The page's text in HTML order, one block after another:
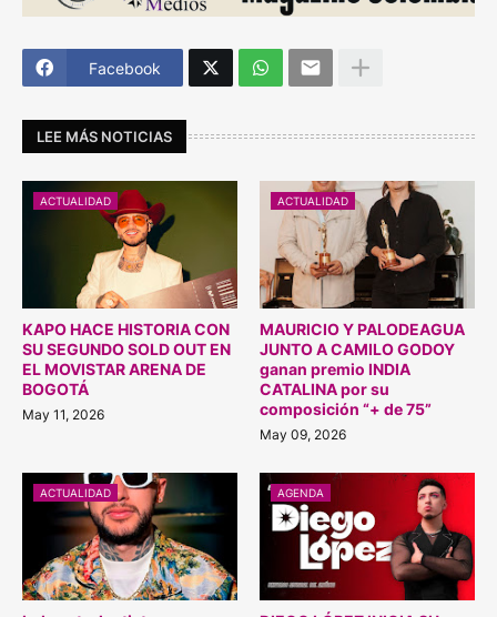
Facebook
LEE MÁS NOTICIAS
ACTUALIDAD
KAPO HACE HISTORIA CON
SU SEGUNDO SOLD OUT EN
EL MOVISTAR ARENA DE
BOGOTÁ
May 11, 2026
ACTUALIDAD
MAURICIO Y PALODEAGUA
JUNTO A CAMILO GODOY
ganan premio INDIA
CATALINA por su
composición “+ de 75”
May 09, 2026
ACTUALIDAD AGENDA